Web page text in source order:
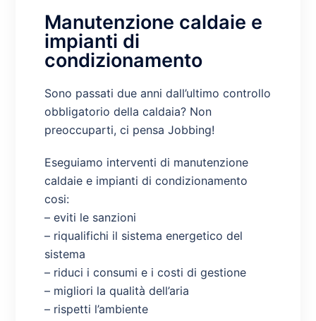
Manutenzione caldaie e
impianti di
condizionamento
Sono passati due anni dall’ultimo controllo
obbligatorio della caldaia? Non
preoccuparti, ci pensa Jobbing!
Eseguiamo interventi di manutenzione
caldaie e impianti di condizionamento
cosi:
– eviti le sanzioni
– riqualifichi il sistema energetico del
sistema
– riduci i consumi e i costi di gestione
– migliori la qualità dell’aria
– rispetti l’ambiente